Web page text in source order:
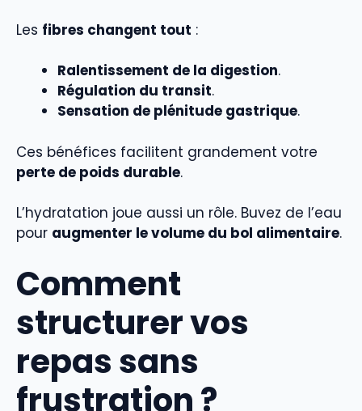
Les fibres changent tout :
Ralentissement de la digestion.
Régulation du transit.
Sensation de plénitude gastrique.
Ces bénéfices facilitent grandement votre
perte de poids durable.
L’hydratation joue aussi un rôle. Buvez de l’eau
pour augmenter le volume du bol alimentaire.
Comment
structurer vos
repas sans
frustration ?